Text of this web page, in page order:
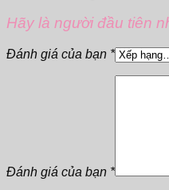
Hãy là người đầu tiên
Đánh giá của bạn *
Đánh giá của bạn *